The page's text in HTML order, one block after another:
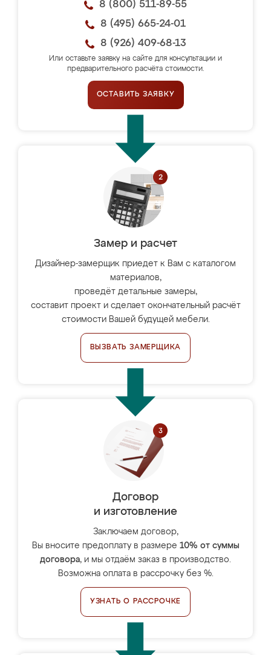
8 (800) 511-89-55
8 (495) 665-24-01
8 (926) 409-68-13
Или оставьте заявку на сайте для консультации и
предварительного расчёта стоимости.
ОСТАВИТЬ ЗАЯВКУ
Замер и расчет
Дизайнер-замерщик приедет к Вам с каталогом
материалов,
проведёт детальные замеры,
составит проект и сделает окончательный расчёт
стоимости Вашей будущей мебели.
ВЫЗВАТЬ ЗАМЕРЩИКА
Договор
и изготовление
Заключаем договор,
Вы вносите предоплату в размере 10% от суммы
договора, и мы отдаём заказ в производство.
Возможна оплата в рассрочку без %.
УЗНАТЬ О РАССРОЧКЕ